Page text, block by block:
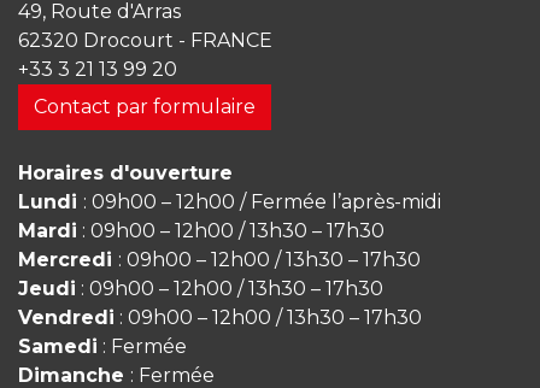
49, Route d'Arras
62320 Drocourt - FRANCE
+33 3 21 13 99 20
Contact par formulaire
Horaires d'ouverture
Lundi : 09h00 – 12h00 / Fermée l’après-midi
Mardi : 09h00 – 12h00 / 13h30 – 17h30
Mercredi : 09h00 – 12h00 / 13h30 – 17h30
Jeudi : 09h00 – 12h00 / 13h30 – 17h30
Vendredi : 09h00 – 12h00 / 13h30 – 17h30
Samedi : Fermée
Dimanche : Fermée